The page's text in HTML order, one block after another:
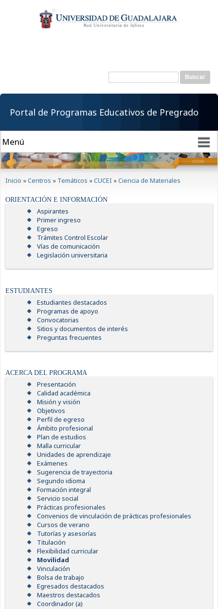
contenido
principal
Formulario de
Buscar
Portal de Programas Educativos de Pregrado
Inicio »Centros » Temáticos »CUCEI »Ciencia de Materiales
ORIENTACIÓN E INFORMACIÓN
Aspirantes
Primer ingreso
Egreso
Trámites Control Escolar
Vías de comunicación
Legislación universitaria
ESTUDIANTES
Estudiantes destacados
Programas de apoyo
Convocatorias
Sitios y documentos de interés
Preguntas frecuentes
ACERCA DEL PROGRAMA
Presentación
Calidad académica
Misión y visión
Objetivos
Perfil de egreso
Ámbito profesional
Plan de estudios
Malla curricular
Unidades de aprendizaje
Exámenes
Sugerencia de trayectoria
Segundo idioma
Formación integral
Servicio social
Prácticas profesionales
Convenios de vinculación de prácticas profesionales
Cursos de verano
Tutorías y asesorías
Titulación
Flexibilidad curricular
Movilidad
Vinculación
Bolsa de trabajo
Egresados destacados
Maestros destacados
Coordinador (a)